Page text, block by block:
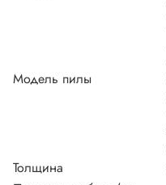
Модель пилы
Толщина